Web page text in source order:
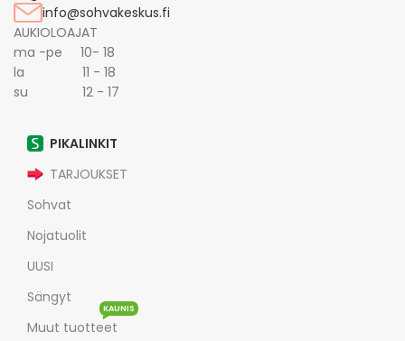
info@sohvakeskus.fi
AUKIOLOAJAT
ma -pe 10- 18
la 11 - 18
su 12 - 17
PIKALINKIT
TARJOUKSET
Sohvat
Nojatuolit
UUSI
Sängyt
Muut tuotteet
KAUNIS